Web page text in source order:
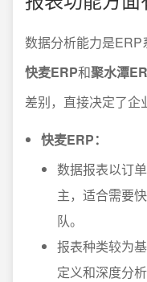
数据分析能力是ERP
快麦ERP和聚水潭
差别，直接决定了企
快麦ERP：
数据报表以订
主，适合需要
队。
报表种类较为
定义和深度分